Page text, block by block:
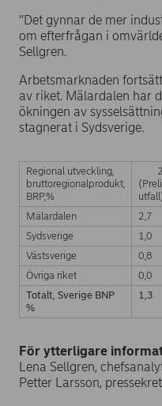
”Det gynnar de mer
om efterfrågan i
Sellgren.
Arbetsmarknaden
av riket. Mälardalen har
ökningen av
stagnerat i Sydsverige.
Regional utveckling,
bruttoregionalprodukt,
BRP,%
Mälardalen 2,7
Sydsverige
1,0
Västsverige
0,8
Övriga riket
0,0
Totalt, Sverige BNP
%
1,3
För ytterligare
Lena Sellgren,
Petter Larsson,